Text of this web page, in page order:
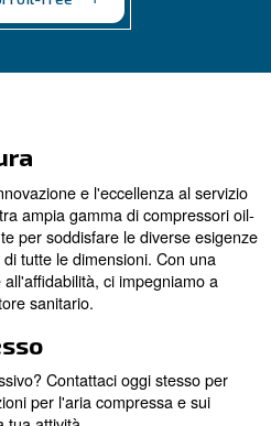
oil-free
elettronico,
i compressori oil-free
da olio.